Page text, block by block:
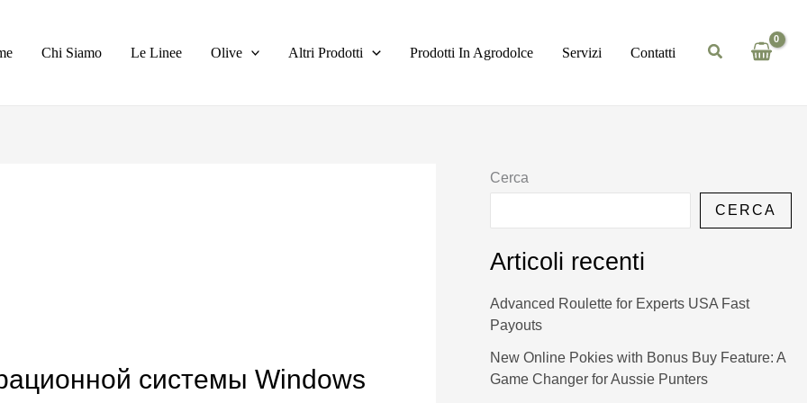
Chi Siamo Le Linee Olive Altri Prodotti Prodotti In Agrodolce Servizi Contatti
системы Windows
Cerca
CERCA
Articoli recenti
Advanced Roulette for Experts USA Fast
Payouts
New Online Pokies with Bonus Buy Feature: A
Game Changer for Aussie Punters